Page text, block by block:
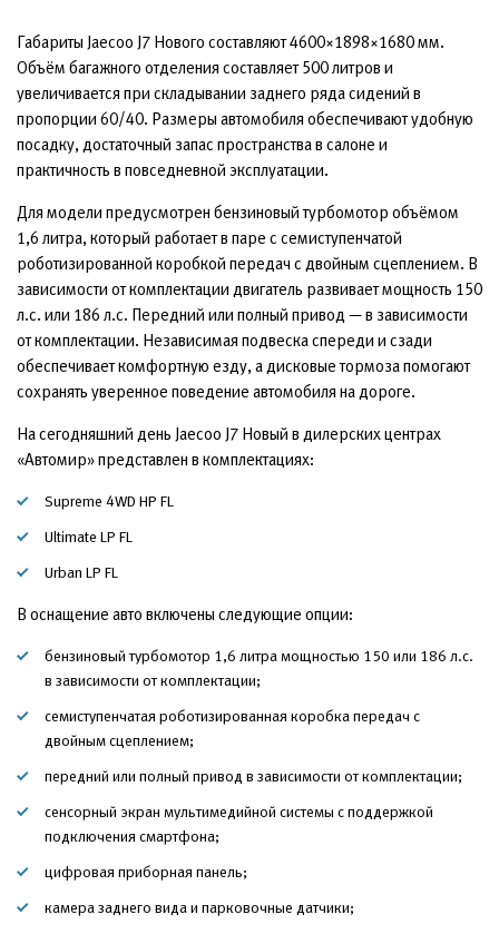
Габариты Jaecoo J7 Нового составляют 4600×1898×1680 мм.
Объём багажного отделения составляет 500 литров и
увеличивается при складывании заднего ряда сидений в
пропорции 60/40. Размеры автомобиля обеспечивают удобную
посадку, достаточный запас пространства в салоне и
практичность в повседневной эксплуатации.
Для модели предусмотрен бензиновый турбомотор объёмом
1,6 литра, который работает в паре с семиступенчатой
роботизированной коробкой передач с двойным сцеплением. В
зависимости от комплектации двигатель развивает мощность 150
л.с. или 186 л.с. Передний или полный привод — в зависимости
от комплектации. Независимая подвеска спереди и сзади
обеспечивает комфортную езду, а дисковые тормоза помогают
сохранять уверенное поведение автомобиля на дороге.
На сегодняшний день Jaecoo J7 Новый в дилерских центрах
«Автомир» представлен в комплектациях:
Supreme 4WD HP FL
Ultimate LP FL
Urban LP FL
В оснащение авто включены следующие опции:
бензиновый турбомотор 1,6 литра мощностью 150 или 186 л.с.
в зависимости от комплектации;
семиступенчатая роботизированная коробка передач с
двойным сцеплением;
передний или полный привод в зависимости от комплектации;
сенсорный экран мультимедийной системы с поддержкой
подключения смартфона;
цифровая приборная панель;
камера заднего вида и парковочные датчики;